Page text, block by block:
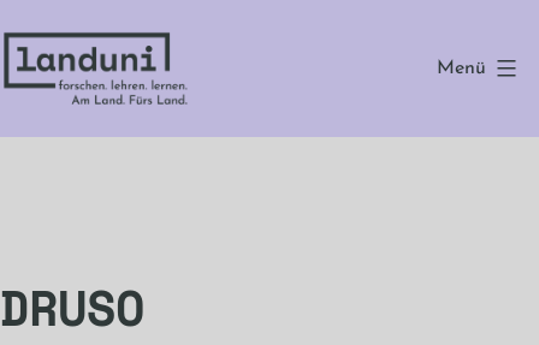
Inhalt
springen
Menü
DRUSO